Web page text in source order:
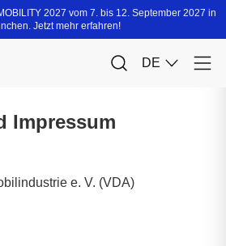
Impressum
e. V. (VDA)